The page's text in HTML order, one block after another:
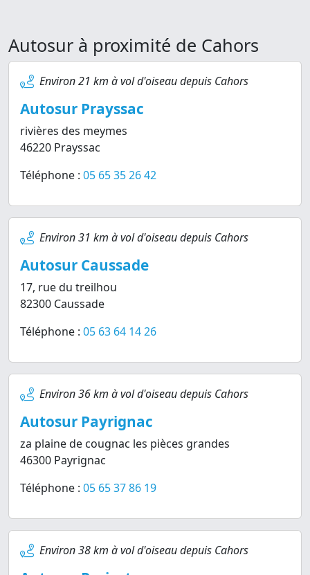
Autosur à proximité de Cahors
Environ 21 km à vol d'oiseau depuis Cahors
Autosur Prayssac
rivières des meymes
46220 Prayssac
Téléphone : 05 65 35 26 42
Environ 31 km à vol d'oiseau depuis Cahors
Autosur Caussade
17, rue du treilhou
82300 Caussade
Téléphone : 05 63 64 14 26
Environ 36 km à vol d'oiseau depuis Cahors
Autosur Payrignac
za plaine de cougnac les pièces grandes
46300 Payrignac
Téléphone : 05 65 37 86 19
Environ 38 km à vol d'oiseau depuis Cahors